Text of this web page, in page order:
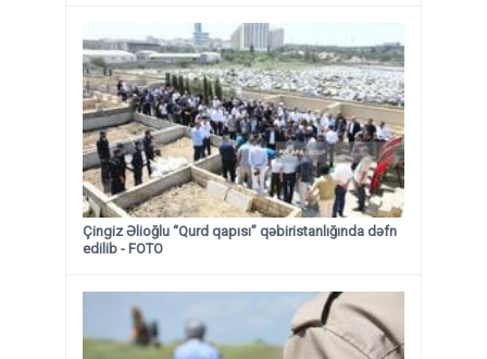
Çingiz Əlioğlu “Qurd qapısı” qəbiristanlığında dəfn
edilib - FOTO